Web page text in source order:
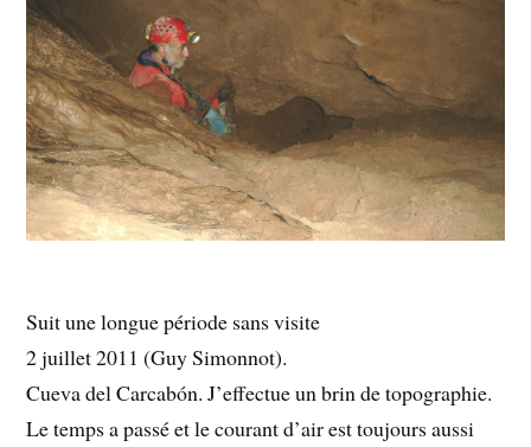
Suit une longue période sans visite
2 juillet 2011 (Guy Simonnot).
Cueva del Carcabón. J’effectue un brin de topographie.
Le temps a passé et le courant d’air est toujours aussi